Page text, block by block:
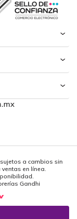
a cambios sin
en línea.
Gandhi